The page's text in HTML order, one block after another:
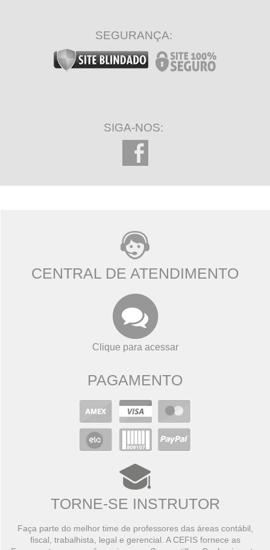
SEGURANÇA:
SIGA-NOS:
CENTRAL DE ATENDIMENTO
Clique para acessar
PAGAMENTO
TORNE-SE INSTRUTOR
Faça parte do melhor time de professores das áreas contábil,
fiscal, trabalhista, legal e gerencial. A CEFIS fornece as